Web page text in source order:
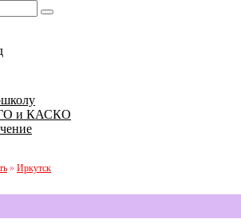
и КАСКО
» Иркутск